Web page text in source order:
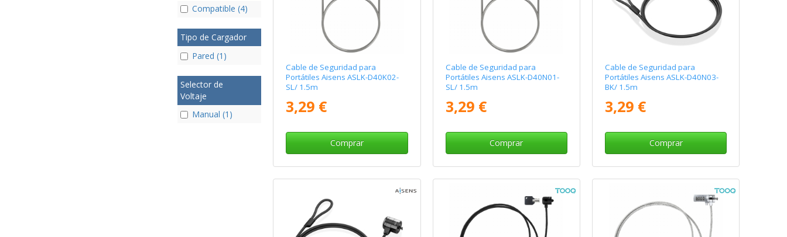
Compatible (4)
Tipo de Cargador
Pared (1)
Selector de
Voltaje
Manual (1)
Cable de Seguridad para
Portátiles Aisens ASLK-D40K02-
SL/ 1.5m
3,29 €
Comprar
Cable de Seguridad para
Portátiles Aisens ASLK-D40N01-
SL/ 1.5m
3,29 €
Comprar
Cable de Seguridad para
Portátiles Aisens ASLK-D40N03-
BK/ 1.5m
3,29 €
Comprar